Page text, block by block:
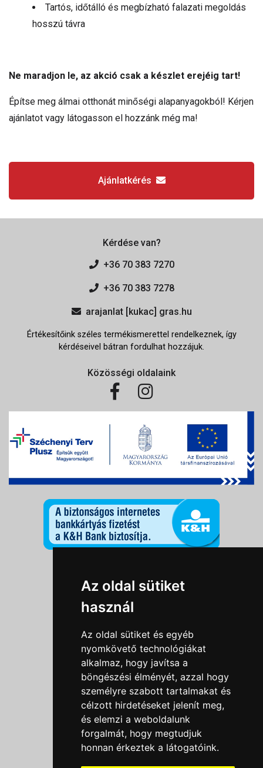
Az oldal sütiket
használ
Az oldal sütiket és egyéb
nyomkövető technológiákat
alkalmaz, hogy javítsa a
böngészési élményét, azzal hogy
személyre szabott tartalmakat és
célzott hirdetéseket jelenít meg,
és elemzi a weboldalunk
forgalmát, hogy megtudjuk
honnan érkeztek a látogatóink.
Tartós, időtálló és megbízható falazati megoldás
hosszú távra
Ne maradjon le, az akció csak a készlet erejéig tart!
Építse meg álmai otthonát minőségi alapanyagokból! Kérjen
ajánlatot vagy látogasson el hozzánk még ma!
Ajánlatkérés
Kérdése van?
+36 70 383 7270
+36 70 383 7278
arajanlat [kukac] gras.hu
Értékesítőink széles termékismerettel rendelkeznek, így
kérdéseivel bátran fordulhat hozzájuk.
Közösségi oldalaink
Információk
Általános szerződési feltételek
Impresszum
Nyereményjáték szabály
Outlet nap nyereményjáték szabályzat
Süti beállítások
Menü
Ajánlatkérés
Szakmai tippek / Újdonságok
Kapcsolat